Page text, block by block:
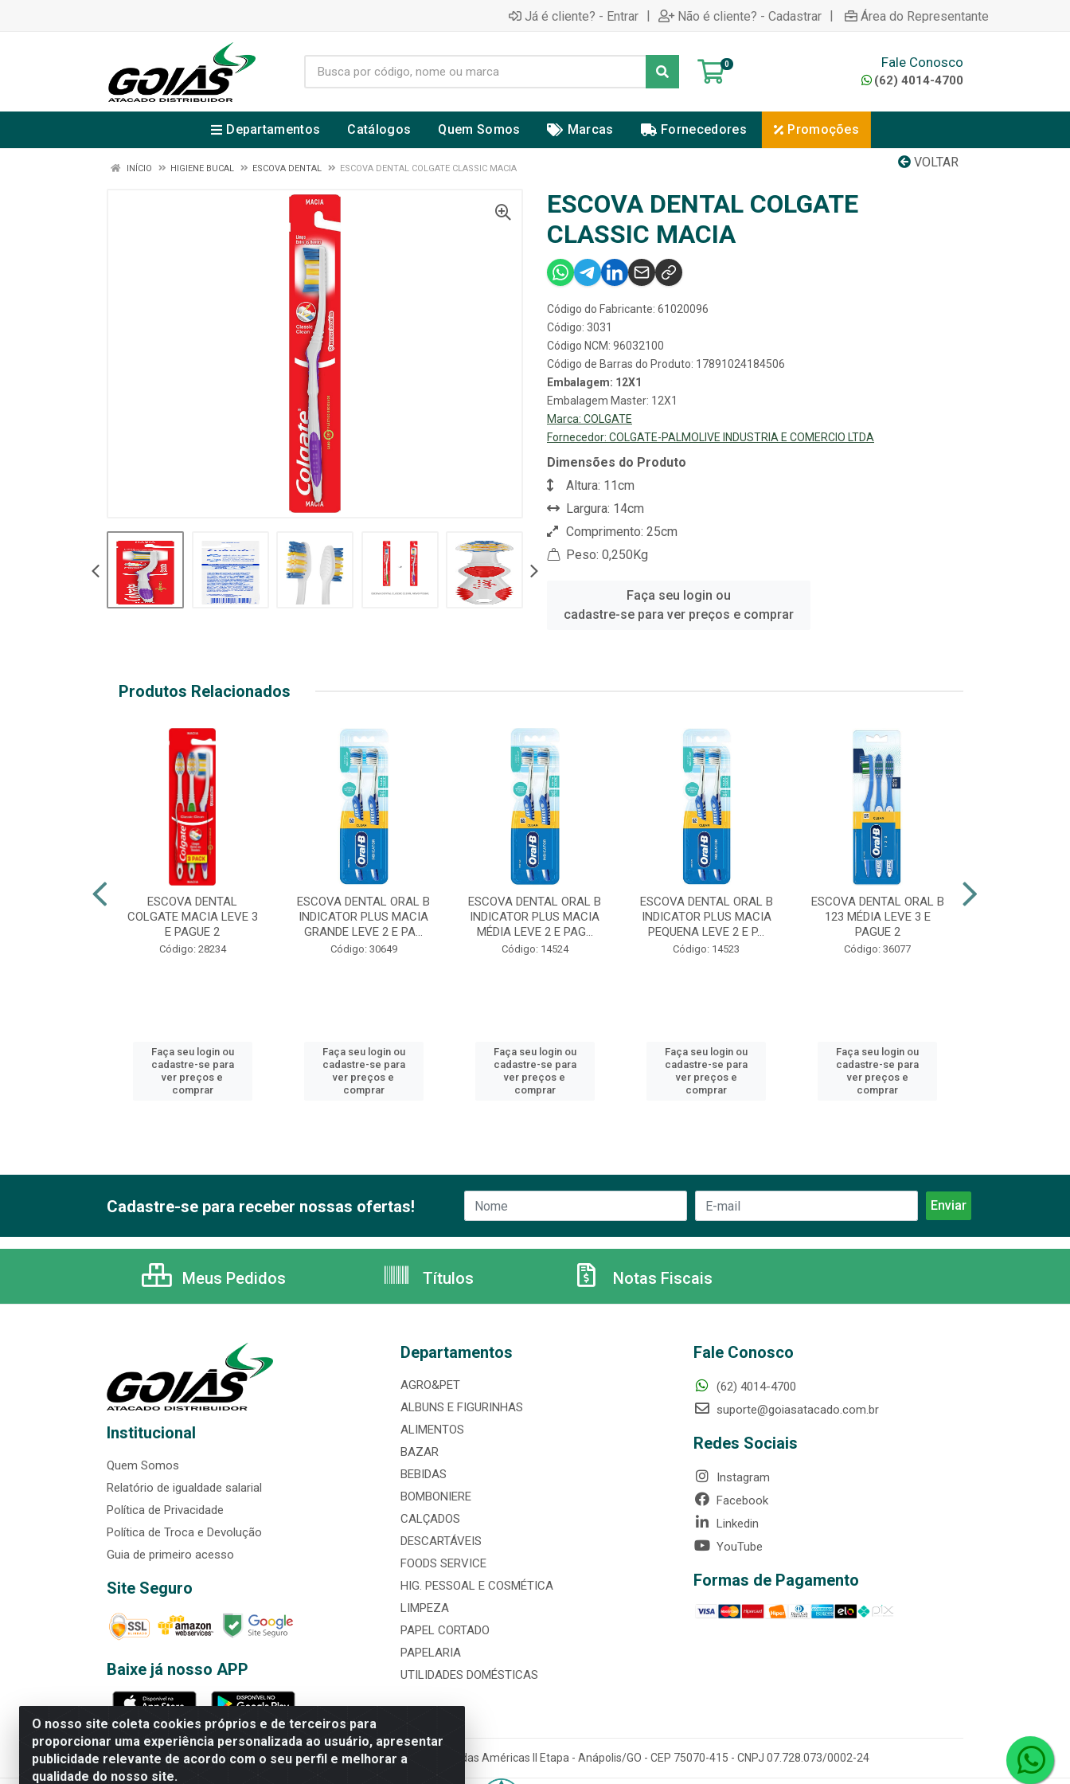
Já é cliente? - Entrar | Não é cliente? - Cadastrar | Área do Representante
0 Fale Conosco
(62) 4014-4700
Departamentos Catálogos Quem Somos Marcas Fornecedores Promoções
VOLTAR
INÍCIO HIGIENE BUCAL ESCOVA DENTAL ESCOVA DENTAL COLGATE CLASSIC MACIA
ESCOVA DENTAL COLGATE
CLASSIC MACIA
Código do Fabricante: 61020096
Código: 3031
Código NCM: 96032100
Código de Barras do Produto: 17891024184506
Embalagem: 12X1
Embalagem Master: 12X1
Marca: COLGATE
Fornecedor: COLGATE-PALMOLIVE INDUSTRIA E COMERCIO LTDA
Dimensões do Produto
Altura: 11cm
Largura: 14cm
Comprimento: 25cm
Peso: 0,250Kg
Faça seu login ou
cadastre-se para ver preços e comprar
Produtos Relacionados
ESCOVA DENTAL
COLGATE MACIA LEVE 3
E PAGUE 2
Código: 28234
Faça seu login ou
cadastre-se para
ver preços e
comprar
ESCOVA DENTAL ORAL B
INDICATOR PLUS MACIA
GRANDE LEVE 2 E PA...
Código: 30649
Faça seu login ou
cadastre-se para
ver preços e
comprar
ESCOVA DENTAL ORAL B
INDICATOR PLUS MACIA
MÉDIA LEVE 2 E PAG...
Código: 14524
Faça seu login ou
cadastre-se para
ver preços e
comprar
ESCOVA DENTAL ORAL B
INDICATOR PLUS MACIA
PEQUENA LEVE 2 E P...
Código: 14523
Faça seu login ou
cadastre-se para
ver preços e
comprar
ESCOVA DENTAL ORAL B
123 MÉDIA LEVE 3 E
PAGUE 2
Código: 36077
Faça seu login ou
cadastre-se para
ver preços e
comprar
O nosso site coleta cookies próprios e de terceiros para
proporcionar uma experiência personalizada ao usuário, apresentar
publicidade relevante de acordo com o seu perfil e melhorar a
qualidade do nosso site.
Cadastre-se para receber nossas ofertas!
Meus Pedidos Títulos Notas Fiscais
Institucional
Quem Somos
Relatório de igualdade salarial
Política de Privacidade
Política de Troca e Devolução
Guia de primeiro acesso
Site Seguro
Baixe já nosso APP
Departamentos
AGRO&PET
ALBUNS E FIGURINHAS
ALIMENTOS
BAZAR
BEBIDAS
BOMBONIERE
CALÇADOS
DESCARTÁVEIS
FOODS SERVICE
HIG. PESSOAL E COSMÉTICA
LIMPEZA
PAPEL CORTADO
PAPELARIA
UTILIDADES DOMÉSTICAS
Fale Conosco
(62) 4014-4700
suporte@goiasatacado.com.br
Redes Sociais
Instagram
Facebook
Linkedin
YouTube
Formas de Pagamento
Rede Brasil - Avenida Universitária, nº 3860, Jardim das Américas II Etapa - Anápolis/GO - CEP 75070-415 - CNPJ 07.728.073/0002-24